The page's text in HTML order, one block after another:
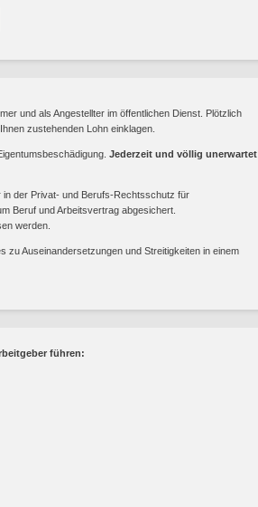
und als Angestellter im öffentlichen Dienst. Plötzlich
zustehenden Lohn einklagen.
Jederzeit und völlig unerwartet
der Privat- und Berufs-Rechtsschutz für
Beruf und Arbeitsvertrag abgesichert.
werden.
Auseinandersetzungen und Streitigkeiten in einem
führen: